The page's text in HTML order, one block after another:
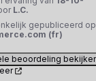
L.C.
gepubliceerd op
(fr)
beoordeling